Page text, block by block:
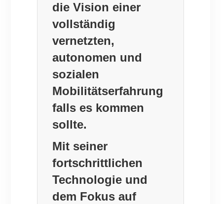
die Vision einer
vollständig
vernetzten,
autonomen und
sozialen
Mobilitätserfahrung
falls es kommen
sollte.
Mit seiner
fortschrittlichen
Technologie und
dem Fokus auf